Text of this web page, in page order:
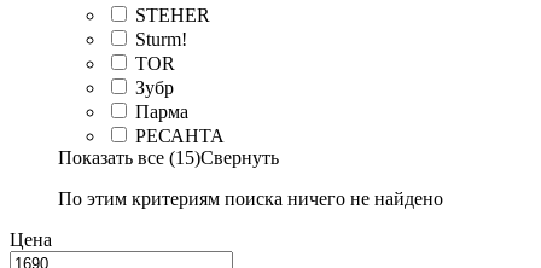
STEHER
Sturm!
TOR
Зубр
Парма
РЕСАНТА
Показать все (15)Свернуть
По этим критериям поиска ничего не найдено
Цена